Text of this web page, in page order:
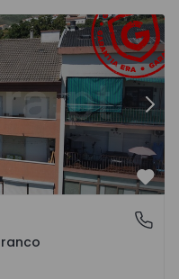
e Canhoso - 1497806 -